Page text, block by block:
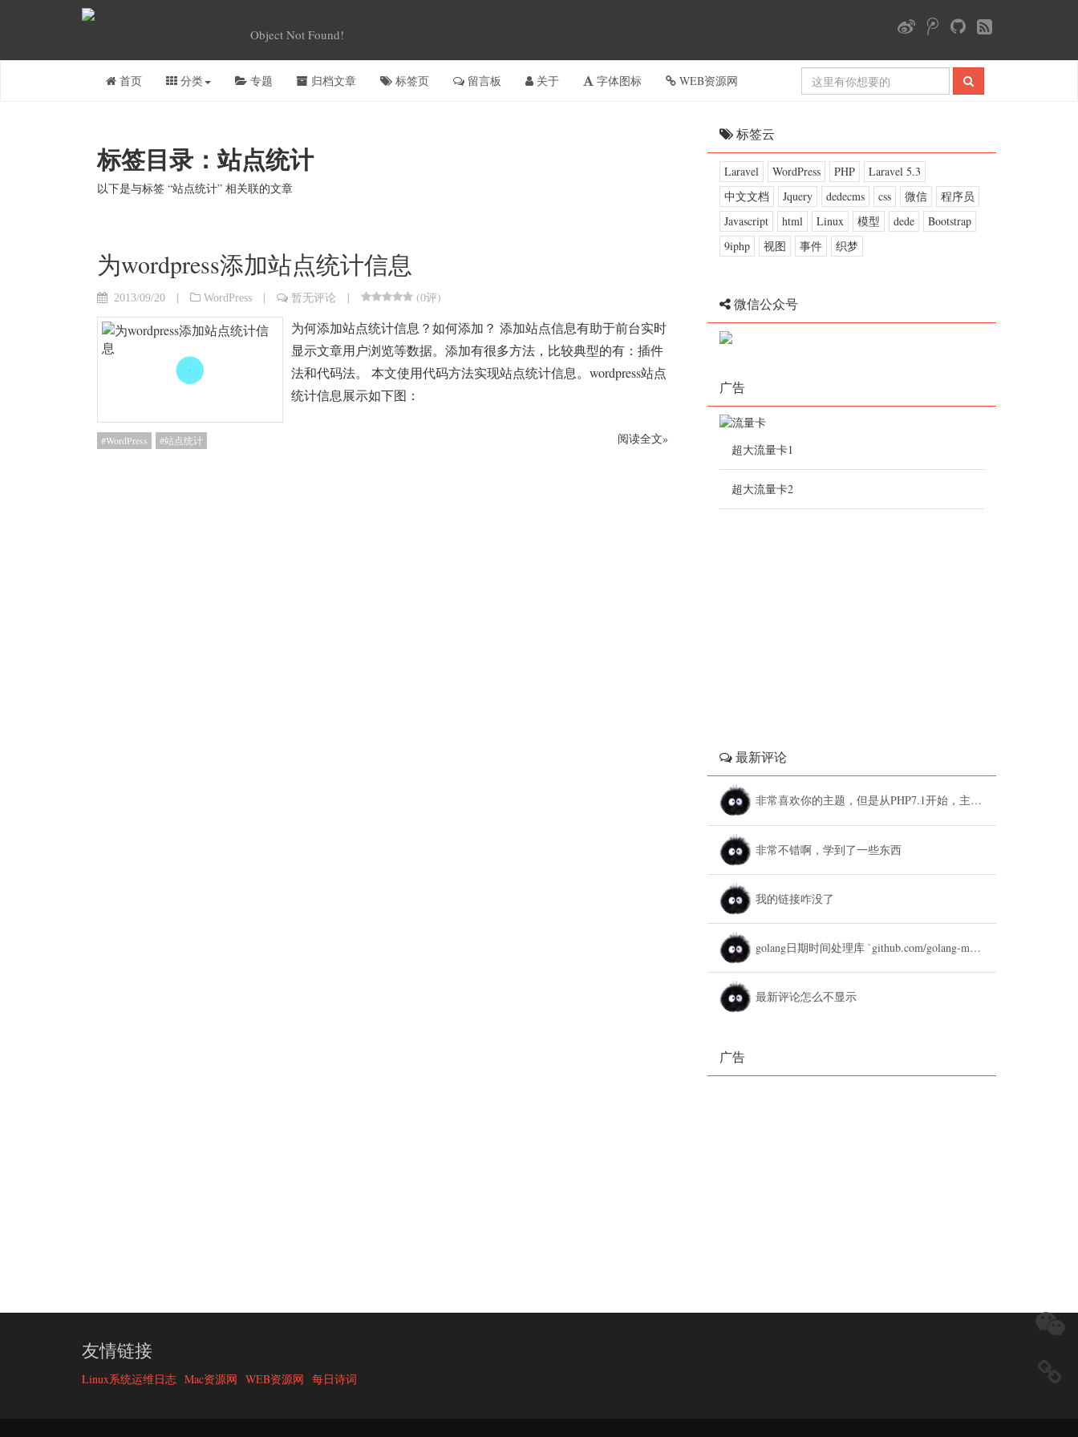
Object Not Found!
首页 分类 专题 归档文章 标签页 留言板 关于 字体图标 WEB资源网
标签目录：站点统计
以下是与标签 “站点统计” 相关联的文章
为wordpress添加站点统计信息
2013/09/20 | WordPress | 暂无评论 | (0评)
为何添加站点统计信息？如何添加？ 添加站点信息有助于前台实时
显示文章用户浏览等数据。添加有很多方法，比较典型的有：插件
法和代码法。 本文使用代码方法实现站点统计信息。wordpress站点
统计信息展示如下图：
WordPress 站点统计 阅读全文»
标签云
Laravel WordPress PHP
Laravel 5.3
中文文档
Jquery dedecms css 微信
程序员
Javascript
html Linux 模型 dede
Bootstrap
9iphp
视图 事件 织梦
微信公众号
广告
超大流量卡1
超大流量卡2
最新评论
非常喜欢你的主题，但是从PHP7.1开始，主题设置中的列表广告和文章底部广告无法...
非常不错啊，学到了一些东西
我的链接咋没了
golang日期时间处理库 `github.com/golang-module/...
最新评论怎么不显示
广告
友情链接
Linux系统运维日志 Mac资源网 WEB资源网 每日诗词